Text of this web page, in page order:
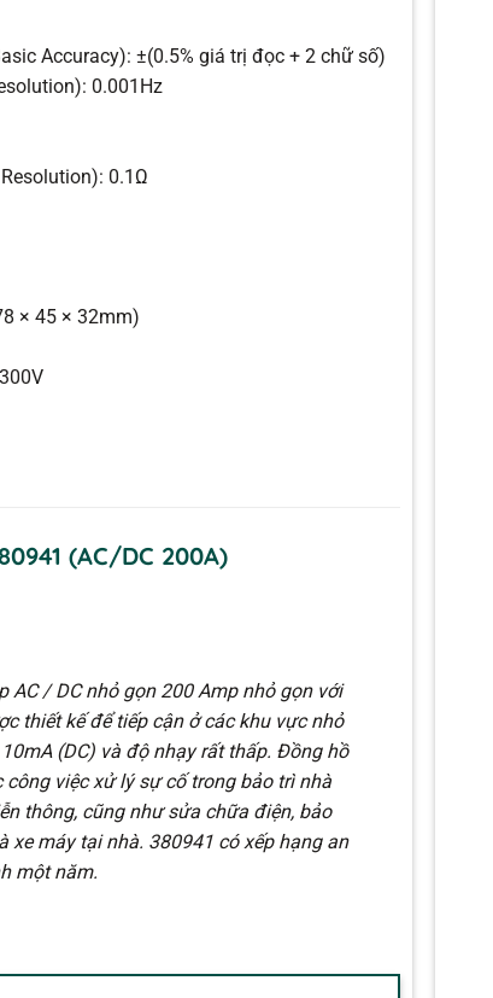
Accuracy): ±(0.5% giá trị đọc + 2 chữ số)
0.001Hz
0.1Ω
× 45 × 32mm)
(AC/DC 200A)
AC / DC nhỏ gọn 200 Amp nhỏ gọn với
thiết kế để tiếp cận ở các khu vực nhỏ
(DC) và độ nhạy rất thấp. Đồng hồ
việc xử lý sự cố trong bảo trì nhà
thông, cũng như sửa chữa điện, bảo
xe máy tại nhà. 380941 có xếp hạng an
một năm.